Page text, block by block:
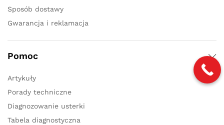
Sposób dostawy
Gwarancja i reklamacja
Pomoc
Artykuły
Porady techniczne
Diagnozowanie usterki
Tabela diagnostyczna